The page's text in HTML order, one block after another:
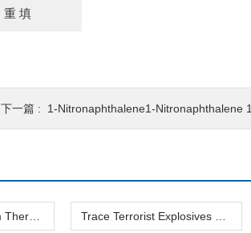
下一篇 : 1-Nitronaphthalene1-Nitronaphthalene 1-硝基萘